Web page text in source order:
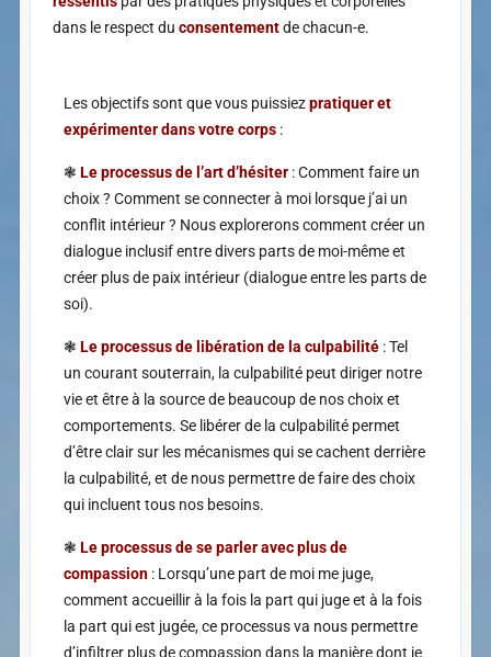
dans le respect du consentementde chacun-e.
Les objectifs sont que vous puissiezpratiquer et
expérimenter dans votre corps :
❃ Le processus de l’art d’hésiter : Comment faire un
choix ? Comment se connecter à moi lorsque j’ai un
conflit intérieur ? Nous explorerons comment créer un
dialogue inclusif entre divers parts de moi-même et
créer plus de paix intérieur (dialogue entre les parts de
soi).
❃ Le processus de libération de la culpabilité : Tel
un courant souterrain, la culpabilité peut diriger notre
vie et être à la source de beaucoup de nos choix et
comportements. Se libérer de la culpabilité permet
d’être clair sur les mécanismes qui se cachent derrière
la culpabilité, et de nous permettre de faire des choix
qui incluent tous nos besoins.
❃ Le processus de se parler avec plus de
compassion : Lorsqu’une part de moi me juge,
comment accueillir à la fois la part qui juge et à la fois
la part qui est jugée, ce processus va nous permettre
d’infiltrer plus de compassion dans la manière dont je